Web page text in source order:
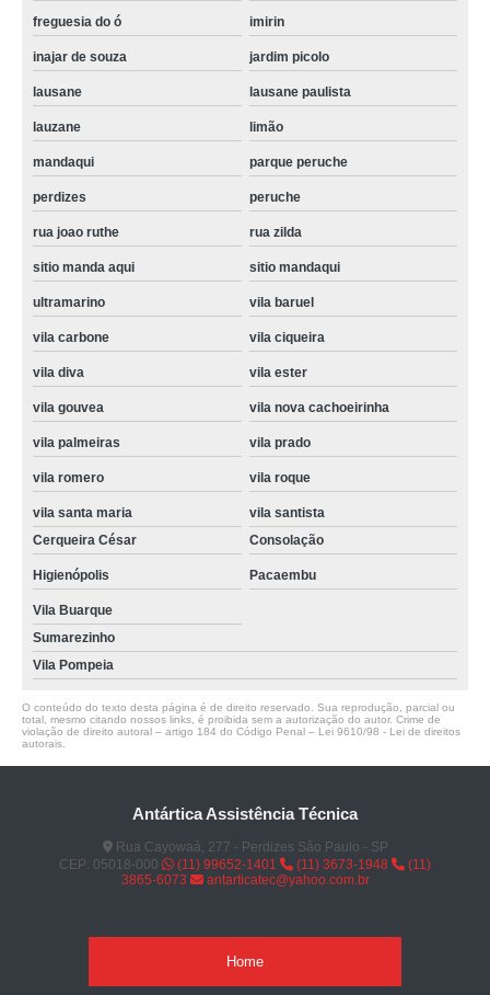
freguesia do ó imirin
inajar de souza jardim picolo
lausane lausane paulista
lauzane limão
mandaqui parque peruche
perdizes peruche
rua joao ruthe rua zilda
sitio manda aqui sitio mandaqui
ultramarino vila baruel
vila carbone vila ciqueira
vila diva vila ester
vila gouvea vila nova cachoeirinha
vila palmeiras vila prado
vila romero vila roque
vila santa maria
vila santista
Cerqueira César
Consolação
Higienópolis Pacaembu
Vila Buarque
Sumarezinho
Vila Pompeia
O conteúdo do texto desta página é de direito reservado. Sua reprodução, parcial ou
total, mesmo citando nossos links, é proibida sem a autorização do autor. Crime de
violação de direito autoral – artigo 184 do Código Penal – Lei 9610/98 - Lei de direitos
autorais
Antártica Assistência Técnica
Rua Cayowaá, 277 - Perdizes São Paulo - SP
CEP: 05018-000
(11) 99652-1401 (11) 3673-1948
(11)
3865-6073
antarticatec@yahoo.com.br
Home